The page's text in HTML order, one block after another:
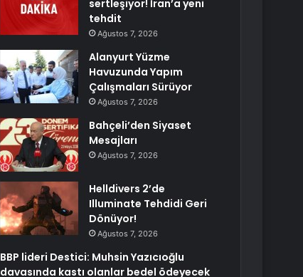
sertleşiyor! İran’a yeni
tehdit
Ağustos 7, 2026
Alanyurt Yüzme
Havuzunda Yapım
Çalışmaları Sürüyor
Ağustos 7, 2026
Bahçeli’den Siyaset
Mesajları
Ağustos 7, 2026
Helldivers 2’de
Illuminate Tehdidi Geri
Dönüyor!
Ağustos 7, 2026
BBP lideri Destici: Muhsin Yazıcıoğlu
davasında kastı olanlar bedel ödeyecek